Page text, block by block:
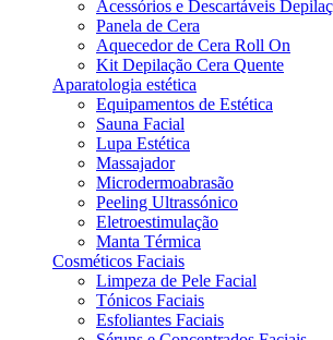
Acessórios e Descartáveis
Panela de Cera
Aquecedor de Cera Roll On
Kit Depilação Cera Quente
Aparatologia estética
Equipamentos de Estética
Sauna Facial
Lupa Estética
Massajador
Microdermoabrasão
Peeling Ultrassónico
Eletroestimulação
Manta Térmica
Cosméticos Faciais
Limpeza de Pele Facial
Tónicos Faciais
Esfoliantes Faciais